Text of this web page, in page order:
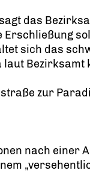
das
Erschließung
sich das
zur
nach